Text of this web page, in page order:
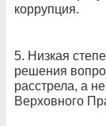
коррупция.
5. Низкая
решения
расстрела, а
Верховного